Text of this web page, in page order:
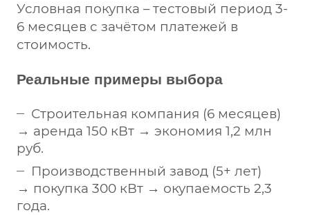
Условная покупка – тестовый период 3-
6 месяцев с зачётом платежей в
стоимость.
Реальные примеры выбора
Строительная компания (6 месяцев)
→ аренда 150 кВт → экономия 1,2 млн
руб.
Производственный завод (5+ лет)
→ покупка 300 кВт → окупаемость 2,3
года.